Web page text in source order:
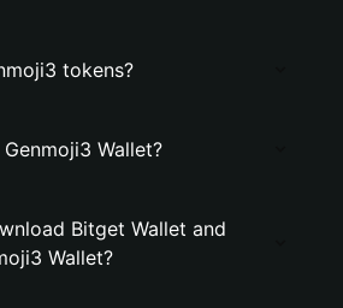
tokens?
Wallet?
Bitget Wallet and
Wallet?